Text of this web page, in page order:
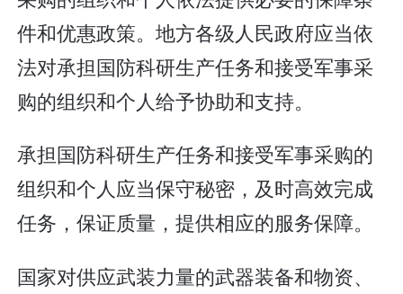
件和优惠政策。地方各级人民政府应当依
法对承担国防科研生产任务和接受军事采
购的组织和个人给予协助和支持。
承担国防科研生产任务和接受军事采购的
组织和个人应当保守秘密，及时高效完成
任务，保证质量，提供相应的服务保障。
国家对供应武装力量的武器装备和物资、